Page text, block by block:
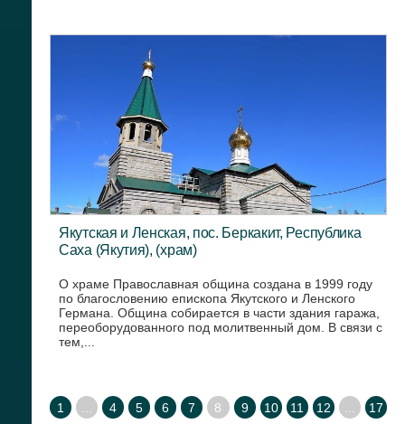
Якутская и Ленская, пос. Беркакит, Республика
Саха (Якутия), (храм)
О храме Православная община создана в 1999 году
по благословению епископа Якутского и Ленского
Германа. Община собирается в части здания гаража,
переоборудованного под молитвенный дом. В связи с
тем,...
1 4 5 6 7 8 9 10 11 12 17